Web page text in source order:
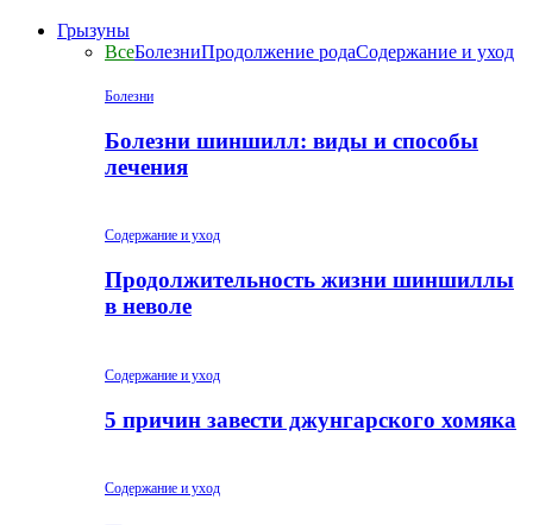
Грызуны
ВсеБолезниПродолжение родаСодержание и уход
Болезни
Болезни шиншилл: виды и способы
лечения
Содержание и уход
Продолжительность жизни шиншиллы
в неволе
Содержание и уход
5 причин завести джунгарского хомяка
Содержание и уход